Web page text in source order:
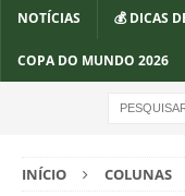
NOTÍCIAS 💰 DICAS
COPA DO MUNDO 2026
INÍCIO COLUNAS